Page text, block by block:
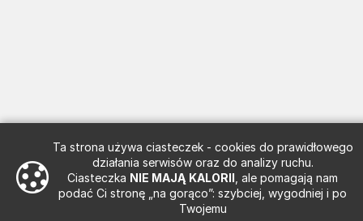
Ta strona używa ciasteczek - cookies do prawidłowego
działania serwisów oraz do analizy ruchu.
Ciasteczka NIE MAJĄ KALORII , ale pomagają nam
podać Ci stronę „na gorąco”: szybciej, wygodniej i po
Twojemu